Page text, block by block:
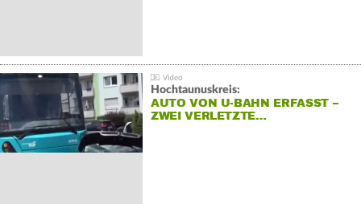
Hochtaunuskreis:
AUTO VON U-BAHN ERFASST –
ZWEI VERLETZTE…